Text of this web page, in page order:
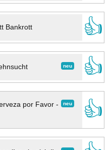
Bankrott
👍
neu
👍
neu
por Favor -
👍